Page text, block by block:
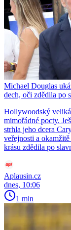
Michael Douglas
dech, oči zdědila po
Hollywoodský
mimořádné pocty.
strhla jeho dcera
veřejnosti a
krásu zdědila po
Aplausin.cz
dnes, 10:06
1 min